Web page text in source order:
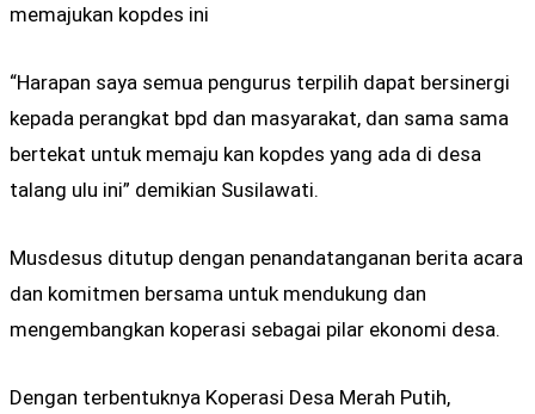
memajukan kopdes ini
“Harapan saya semua pengurus terpilih dapat bersinergi
kepada perangkat bpd dan masyarakat, dan sama sama
bertekat untuk memaju kan kopdes yang ada di desa
talang ulu ini” demikian Susilawati.
Musdesus ditutup dengan penandatanganan berita acara
dan komitmen bersama untuk mendukung dan
mengembangkan koperasi sebagai pilar ekonomi desa.
Dengan terbentuknya Koperasi Desa Merah Putih,